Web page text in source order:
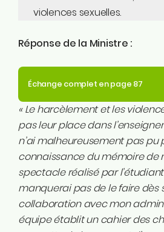
violences sexuelles.
Réponse de la Ministre :
Échange complet en page 87
« Le harcèlement et les
pas leur place dans
n’ai malheureusement pas pu
connaissance du mémoire de
spectacle réalisé par
manquerai pas de le faire dès
collaboration avec mon
équipe établit un cahier des